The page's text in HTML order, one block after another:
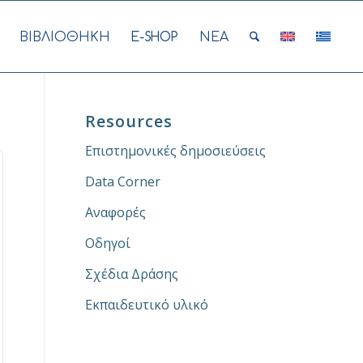
ΒΙΒΛΙΟΘΗΚΗ E-SHOP ΝΕΑ
Resources
Επιστημονικές δημοσιεύσεις
Data Corner
Αναφορές
Οδηγοί
Σχέδια Δράσης
Εκπαιδευτικό υλικό